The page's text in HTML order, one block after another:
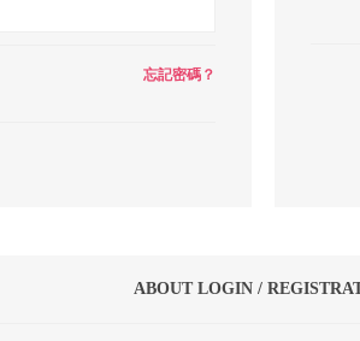
忘記密碼？
ABOUT LOGIN /